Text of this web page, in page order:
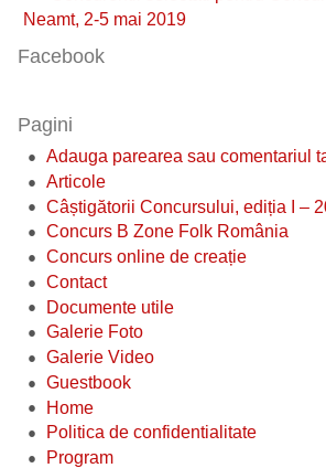
Neamt, 2-5 mai 2019
Facebook
Pagini
Adauga parearea sau comentariul
Articole
Câștigătorii Concursului, ediția I –
Concurs B Zone Folk România
Concurs online de creație
Contact
Documente utile
Galerie Foto
Galerie Video
Guestbook
Home
Politica de confidentialitate
Program